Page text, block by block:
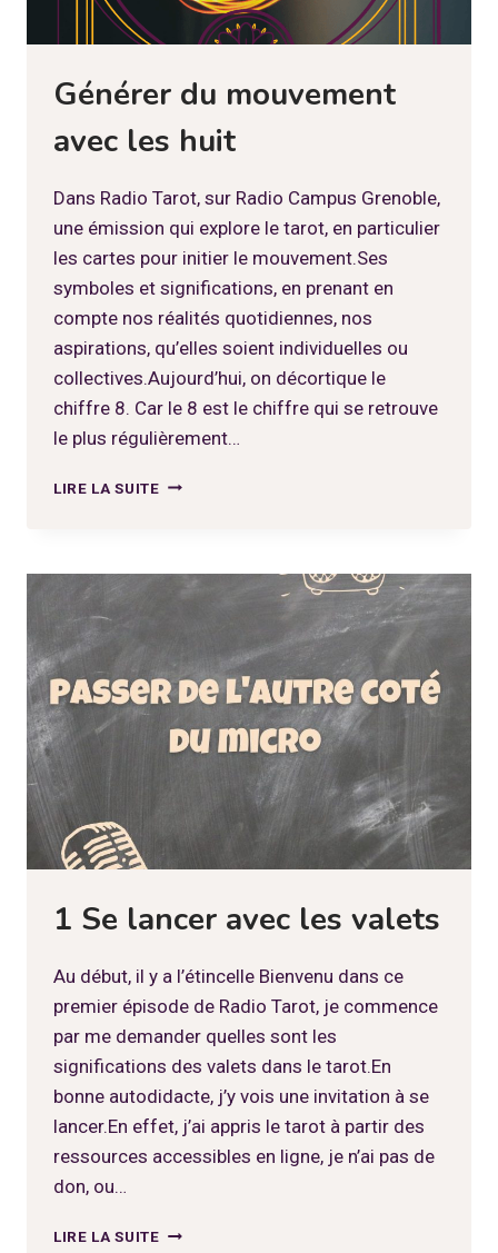
Générer du mouvement
avec les huit
Dans Radio Tarot, sur Radio Campus Grenoble,
une émission qui explore le tarot, en particulier
les cartes pour initier le mouvement.Ses
symboles et significations, en prenant en
compte nos réalités quotidiennes, nos
aspirations, qu’elles soient individuelles ou
collectives.Aujourd’hui, on décortique le
chiffre 8. Car le 8 est le chiffre qui se retrouve
le plus régulièrement…
LIRE LA SUITEGÉNÉRER
LES
HUIT
1 Se lancer avec les valets
Au début, il y a l’étincelle Bienvenu dans ce
premier épisode de Radio Tarot, je commence
par me demander quelles sont les
significations des valets dans le tarot.En
bonne autodidacte, j’y vois une invitation à se
lancer.En effet, j’ai appris le tarot à partir des
ressources accessibles en ligne, je n’ai pas de
don, ou…
LIRE LA SUITE1